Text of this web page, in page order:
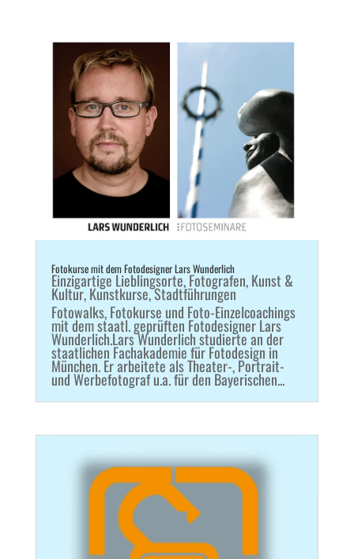
Fotokurse mit dem Fotodesigner Lars Wunderlich
Einzigartige Lieblingsorte,Fotografen,Kunst &
Kultur,Kunstkurse,Stadtführungen
Fotowalks, Fotokurse und Foto-Einzelcoachings
mit dem staatl. geprüften Fotodesigner Lars
Wunderlich.Lars Wunderlich studierte an der
staatlichen Fachakademie für Fotodesign in
München. Er arbeitete als Theater-, Portrait-
und Werbefotograf u.a. für den Bayerischen...